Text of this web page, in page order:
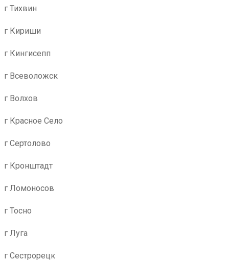
г Тихвин
г Кириши
г Кингисепп
г Всеволожск
г Волхов
г Красное Село
г Сертолово
г Кронштадт
г Ломоносов
г Тосно
г Луга
г Сестрорецк